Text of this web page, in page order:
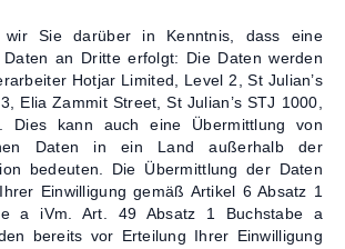
wir Sie darüber in Kenntnis, dass eine
Daten an Dritte erfolgt: Die Daten werden
Hotjar Limited, Level 2, St Julian’s
Elia Zammit Street, St Julian’s STJ 1000,
Dies kann auch eine Übermittlung von
Daten in ein Land außerhalb der
bedeuten. Die Übermittlung der Daten
Einwilligung gemäß Artikel 6 Absatz 1
a iVm. Art. 49 Absatz 1 Buchstabe a
bereits vor Erteilung Ihrer Einwilligung